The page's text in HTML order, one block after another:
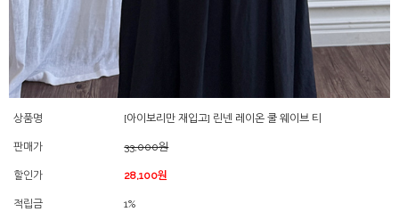
상품명 [아이보리만 재입고] 린넨 레이온 쿨 웨이브 티
판매가 33,000원
할인가 28,100원
적립금 1%